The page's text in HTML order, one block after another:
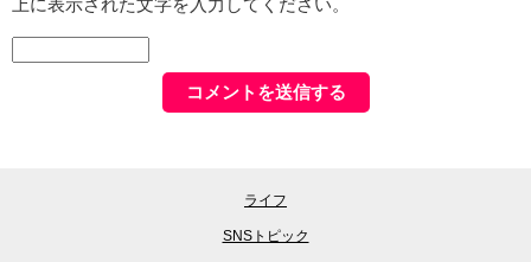
上に表示された文字を入力してください。
ライフ
SNSトピック